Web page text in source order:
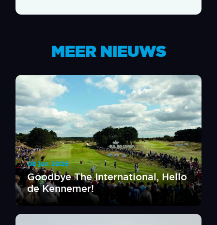
MEER NIEUWS
Goodbye The International, Hello
de Kennemer!
08 jun 2026